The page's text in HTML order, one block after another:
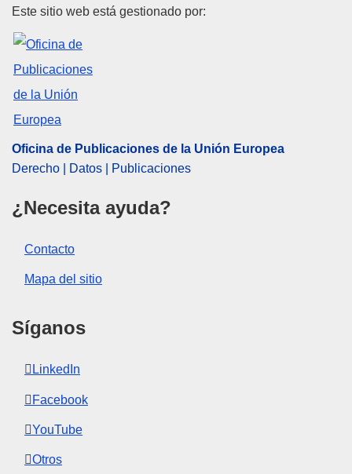
Oficina de Publicaciones de la
Este sitio web está gestionado por:
Oficina de Publicaciones de la Unión Europea
Derecho | Datos | Publicaciones
¿Necesita ayuda?
Contacto
Mapa del sitio
Síganos
LinkedIn
Facebook
YouTube
Otros